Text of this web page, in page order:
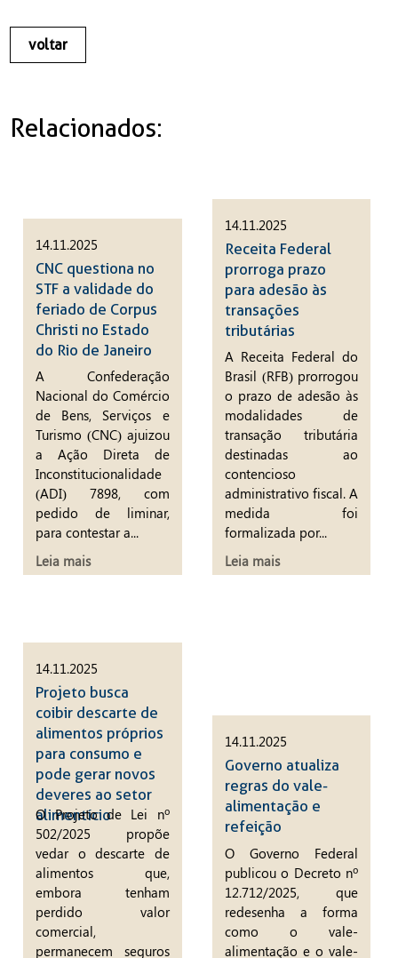
voltar
Relacionados:
14.11.2025
CNC questiona no
STF a validade do
feriado de Corpus
Christi no Estado
do Rio de Janeiro
A Confederação
Nacional do Comércio
de Bens, Serviços e
Turismo (CNC) ajuizou
a Ação Direta de
Inconstitucionalidade
(ADI) 7898, com
pedido de liminar,
para contestar a...
Leia mais
14.11.2025
Receita Federal
prorroga prazo
para adesão às
transações
tributárias
A Receita Federal do
Brasil (RFB) prorrogou
o prazo de adesão às
modalidades de
transação tributária
destinadas ao
contencioso
administrativo fiscal. A
medida foi
formalizada por...
Leia mais
14.11.2025
Projeto busca
coibir descarte de
alimentos próprios
para consumo e
pode gerar novos
deveres ao setor
alimentício
O Projeto de Lei nº
502/2025 propõe
vedar o descarte de
alimentos que,
embora tenham
perdido valor
comercial,
permanecem seguros
14.11.2025
Governo atualiza
regras do vale-
alimentação e
refeição
O Governo Federal
publicou o Decreto nº
12.712/2025, que
redesenha a forma
como o vale-
alimentação e o vale-